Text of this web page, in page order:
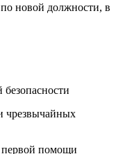
новой должности, в
чрезвычайных
первой помощи